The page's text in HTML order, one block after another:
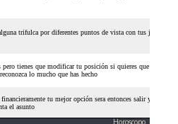
Horoscopo